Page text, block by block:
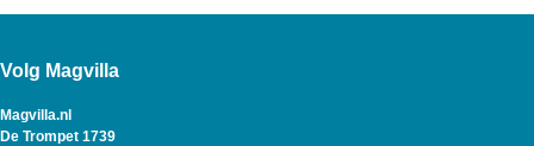
Volg Magvilla
Magvilla.nl
De Trompet 1739